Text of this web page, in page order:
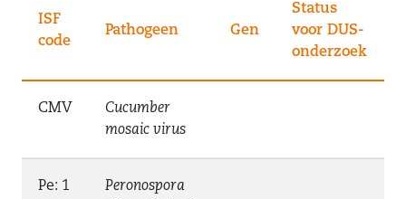
ISF
code
Pathogeen Gen
Status
voor DUS-
onderzoek
CMV
Cucumber
mosaic virus
Pe: 1
Peronospora